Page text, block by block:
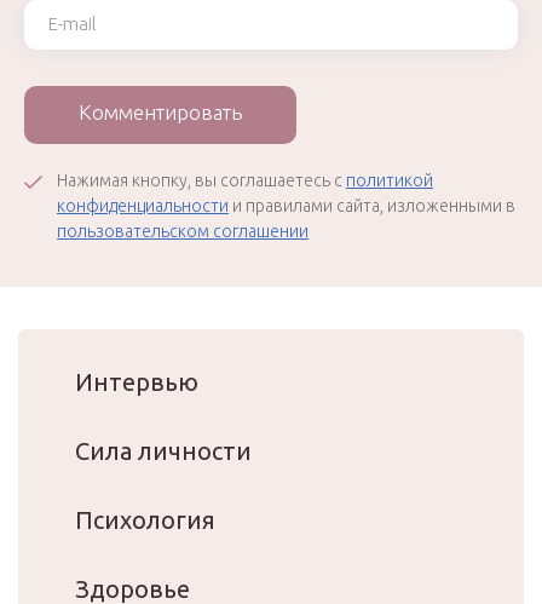
Ваш e-mail
Комментировать
Нажимая кнопку, вы соглашаетесь с политикой
конфиденциальности и правилами сайта, изложенными в
пользовательском соглашении
Интервью
Сила личности
Психология
Здоровье